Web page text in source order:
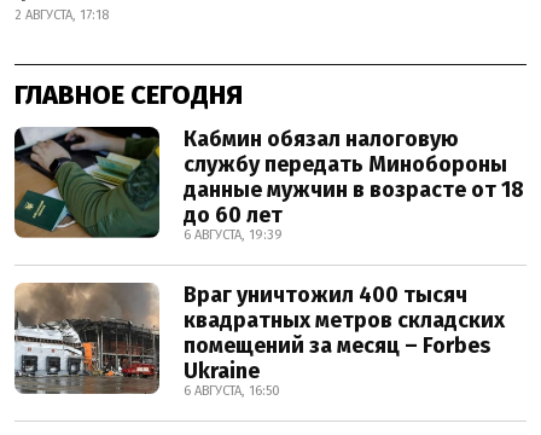
2 АВГУСТА, 17:18
ГЛАВНОЕ СЕГОДНЯ
Кабмин обязал налоговую
службу передать Минобороны
данные мужчин в возрасте от 18
до 60 лет
6 АВГУСТА, 19:39
Враг уничтожил 400 тысяч
квадратных метров складских
помещений за месяц – Forbes
Ukraine
6 АВГУСТА, 16:50